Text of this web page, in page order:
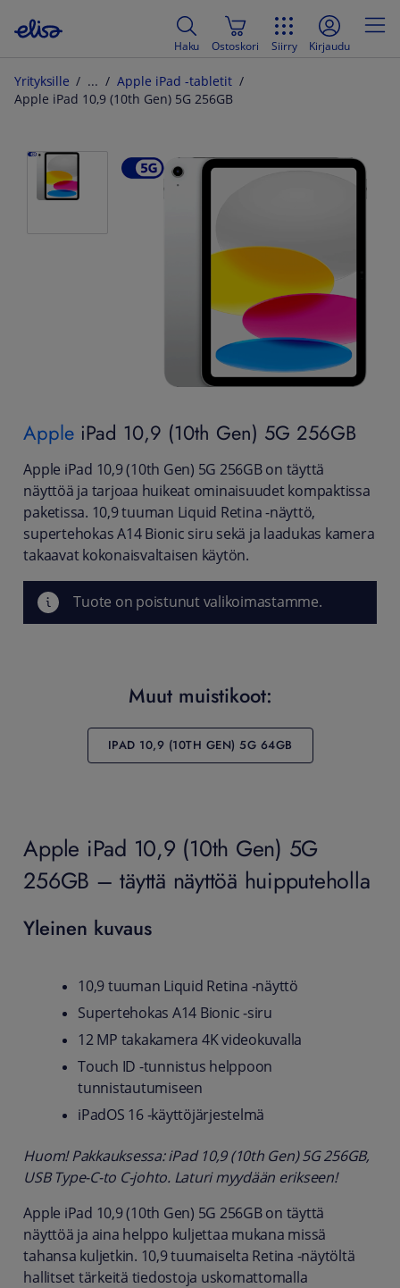
Haku Ostoskori Siirry Kirjaudu
Yrityksille
Apple iPad -tabletit
Apple iPad 10,9 (10th Gen) 5G 256GB
Apple iPad 10,9 (10th Gen) 5G 256GB
Apple iPad 10,9 (10th Gen) 5G 256GB on täyttä
näyttöä ja tarjoaa huikeat ominaisuudet kompaktissa
paketissa. 10,9 tuuman Liquid Retina -näyttö,
supertehokas A14 Bionic siru sekä ja laadukas kamera
takaavat kokonaisvaltaisen käytön.
Tuote on poistunut valikoimastamme.
Muut muistikoot:
IPAD 10,9 (10TH GEN) 5G 64GB
Apple iPad 10,9 (10th Gen) 5G
256GB – täyttä näyttöä huipputeholla
Yleinen kuvaus
10,9 tuuman Liquid Retina -näyttö
Supertehokas A14 Bionic ‑siru
12 MP takakamera 4K videokuvalla
Touch ID -tunnistus helppoon
tunnistautumiseen
iPadOS 16 -käyttöjärjestelmä
Huom! Pakkauksessa: iPad 10,9 (10th Gen) 5G 256GB,
USB Type-C-to C-johto. Laturi myydään erikseen!
Apple iPad 10,9 (10th Gen) 5G 256GB on täyttä
näyttöä ja aina helppo kuljettaa mukana missä
tahansa kuljetkin. 10,9 tuumaiselta Retina -näytöltä
hallitset tärkeitä tiedostoja uskomattomalla